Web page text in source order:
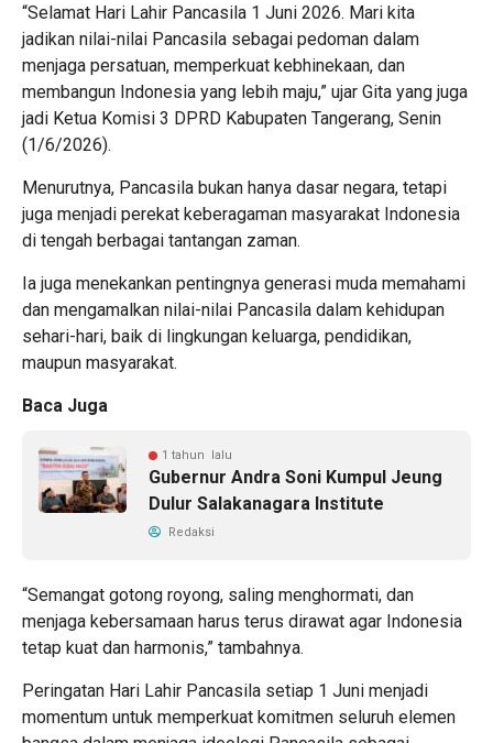
“Selamat Hari Lahir Pancasila 1 Juni 2026. Mari kita
jadikan nilai-nilai Pancasila sebagai pedoman dalam
menjaga persatuan, memperkuat kebhinekaan, dan
membangun Indonesia yang lebih maju,” ujar Gita yang juga
jadi Ketua Komisi 3 DPRD Kabupaten Tangerang, Senin
(1/6/2026).
Menurutnya, Pancasila bukan hanya dasar negara, tetapi
juga menjadi perekat keberagaman masyarakat Indonesia
di tengah berbagai tantangan zaman.
Ia juga menekankan pentingnya generasi muda memahami
dan mengamalkan nilai-nilai Pancasila dalam kehidupan
sehari-hari, baik di lingkungan keluarga, pendidikan,
maupun masyarakat.
Baca Juga
1 tahun lalu
Gubernur Andra Soni Kumpul Jeung
Dulur Salakanagara Institute
Redaksi
“Semangat gotong royong, saling menghormati, dan
menjaga kebersamaan harus terus dirawat agar Indonesia
tetap kuat dan harmonis,” tambahnya.
Peringatan Hari Lahir Pancasila setiap 1 Juni menjadi
momentum untuk memperkuat komitmen seluruh elemen